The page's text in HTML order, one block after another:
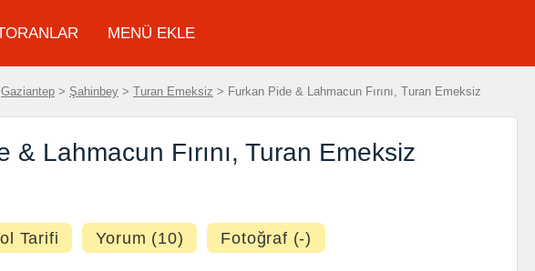
MENÜ EKLE
Gaziantep > Şahinbey > Turan Emeksiz > Furkan Pide & Lahmacun Fırını, Turan Emeksiz
& Lahmacun Fırını, Turan Emeksiz
Tarifi Yorum (10) Fotoğraf (-)